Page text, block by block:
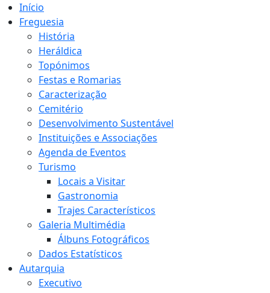
Início
Freguesia
História
Heráldica
Topónimos
Festas e Romarias
Caracterização
Cemitério
Desenvolvimento Sustentável
Instituições e Associações
Agenda de Eventos
Turismo
Locais a Visitar
Gastronomia
Trajes Característicos
Galeria Multimédia
Álbuns Fotográficos
Dados Estatísticos
Autarquia
Executivo